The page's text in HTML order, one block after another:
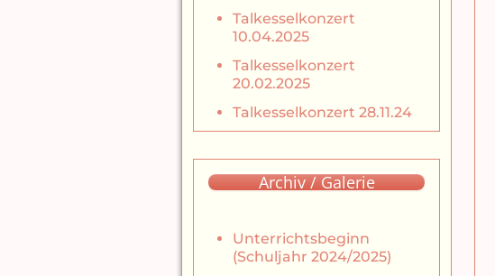
Talkesselkonzert
10.04.2025
Talkesselkonzert
20.02.2025
Talkesselkonzert 28.11.24
Archiv / Galerie
Unterrichtsbeginn
(Schuljahr 2024/2025)